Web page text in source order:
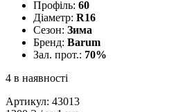
Профіль: 60
Діаметр: R16
Сезон: Зима
Бренд: Barum
Зал. прот.: 70%
4 в наявності
Артикул: 43013